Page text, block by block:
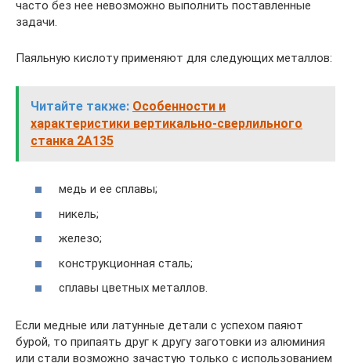
часто без нее невозможно выполнить поставленные
задачи.
Паяльную кислоту применяют для следующих металлов:
Читайте также: Особенности и
характеристики вертикально-сверлильного
станка 2А135
медь и ее сплавы;
никель;
железо;
конструкционная сталь;
сплавы цветных металлов.
Если медные или латунные детали с успехом паяют
бурой, то припаять друг к другу заготовки из алюминия
или стали возможно зачастую только с использованием